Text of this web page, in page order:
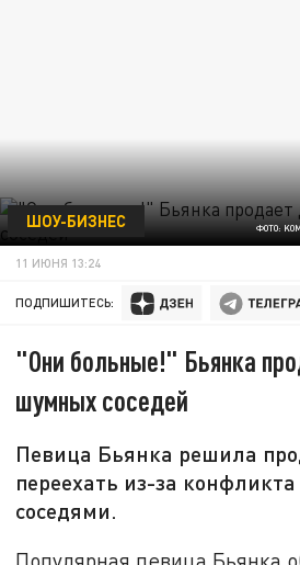
ФОТО:
ШОУ-БИЗНЕС
11 ИЮНЯ 13:24
ПОДПИШИТЕСЬ:
"Они больные!" Бьянка
шумных соседей
Певица Бьянка решила
переехать из-за
соседями.
Популярная певица Бьянка